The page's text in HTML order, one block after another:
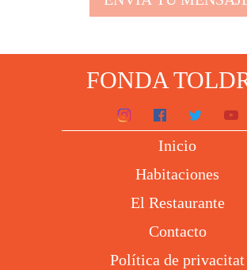
FONDA
Inicio
Habitaciones
El Restaurante
Contacto
Política de privacitat